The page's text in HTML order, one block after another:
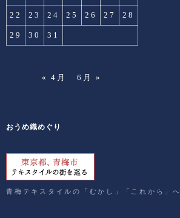
22 23 24 25 26 27 28
29 30 31
« 4月 6月 »
おうめ織めぐり
青梅テキスタイルの「むかし」「これから」へ